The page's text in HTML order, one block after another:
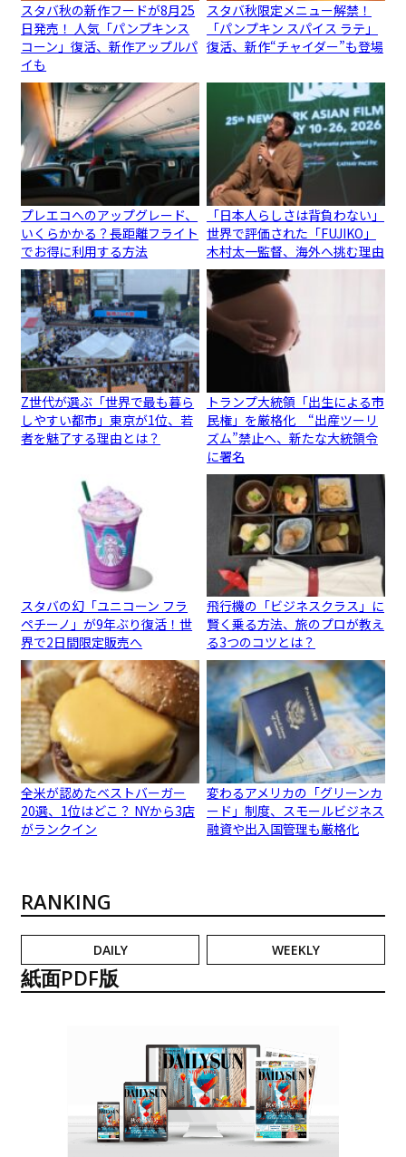
スタバ秋の新作フードが8月25
日発売！ 人気「パンプキンス
コーン」復活、新作アップルパ
イも
スタバ秋限定メニュー解禁！
「パンプキン スパイス ラテ」
復活、新作“チャイダー”も登場
プレエコへのアップグレード、
いくらかかる？長距離フライト
でお得に利用する方法
「日本人らしさは背負わない」
世界で評価された「FUJIKO」
木村太一監督、海外へ挑む理由
Z世代が選ぶ「世界で最も暮ら
しやすい都市」東京が1位、若
者を魅了する理由とは？
トランプ大統領「出生による市
民権」を厳格化 “出産ツーリ
ズム”禁止へ、新たな大統領令
に署名
スタバの幻「ユニコーン フラ
ペチーノ」が9年ぶり復活！世
界で2日間限定販売へ
飛行機の「ビジネスクラス」に
賢く乗る方法、旅のプロが教え
る3つのコツとは？
全米が認めたベストバーガー
20選、1位はどこ？ NYから3店
がランクイン
変わるアメリカの「グリーンカ
ード」制度、スモールビジネス
融資や出入国管理も厳格化
RANKING
DAILY WEEKLY
紙面PDF版